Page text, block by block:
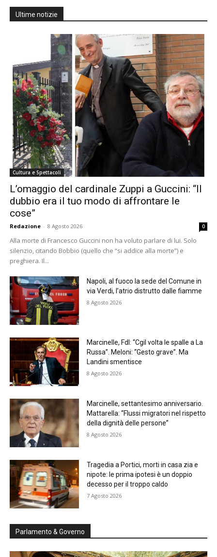
Ultime notizie
Cultura e Spettacoli
L’omaggio del cardinale Zuppi a Guccini: “Il
dubbio era il tuo modo di affrontare le
cose”
Redazione - 8 Agosto 2026 0
Alla morte di Francesco Guccini non ha voluto parlare di lui. Solo
silenzio, citando Bobbio (quello che “si addice alla morte”) e
preghiera. Il...
Napoli, al fuoco la sede del Comune in
via Verdi, l’atrio distrutto dalle fiamme
8 Agosto 2026
Marcinelle, FdI: “Cgil volta le spalle a La
Russa”. Meloni: “Gesto grave”. Ma
Landini smentisce
8 Agosto 2026
Marcinelle, settantesimo anniversario.
Mattarella: “Flussi migratori nel rispetto
della dignità delle persone”
8 Agosto 2026
Tragedia a Portici, morti in casa zia e
nipote: le prima ipotesi è un doppio
decesso per il troppo caldo
7 Agosto 2026
Parlamento & Governo